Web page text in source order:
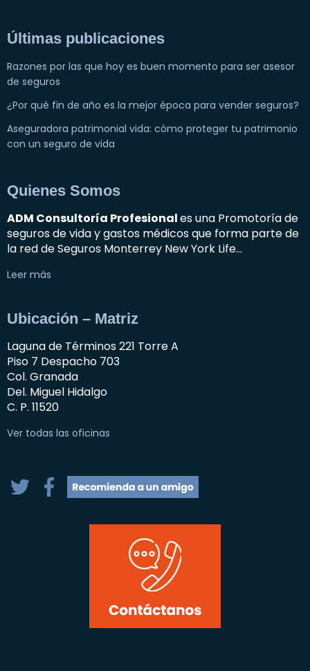
Últimas publicaciones
Razones por las que hoy es buen momento para ser asesor
de seguros
¿Por qué fin de año es la mejor época para vender seguros?
Aseguradora patrimonial vida: cómo proteger tu patrimonio
con un seguro de vida
Quienes Somos
ADM Consultoría Profesionales una Promotoría de
seguros de vida y gastos médicos que forma parte de
la red de Seguros Monterrey New York Life…
Leer más
Ubicación – Matriz
Laguna de Términos 221 Torre A
Piso 7 Despacho 703
Col. Granada
Del. Miguel Hidalgo
C. P. 11520
Ver todas las oficinas